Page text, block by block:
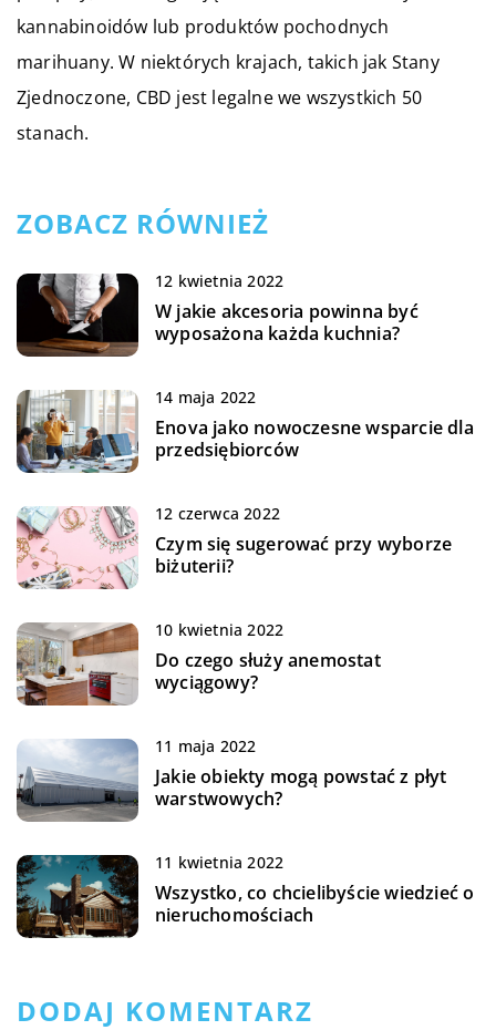
kannabinoidów lub produktów pochodnych
marihuany. W niektórych krajach, takich jak Stany
Zjednoczone, CBD jest legalne we wszystkich 50
stanach.
ZOBACZ RÓWNIEŻ
12 kwietnia 2022
W jakie akcesoria powinna być
wyposażona każda kuchnia?
14 maja 2022
Enova jako nowoczesne wsparcie dla
przedsiębiorców
12 czerwca 2022
Czym się sugerować przy wyborze
biżuterii?
10 kwietnia 2022
Do czego służy anemostat
wyciągowy?
11 maja 2022
Jakie obiekty mogą powstać z płyt
warstwowych?
11 kwietnia 2022
Wszystko, co chcielibyście wiedzieć o
nieruchomościach
DODAJ KOMENTARZ